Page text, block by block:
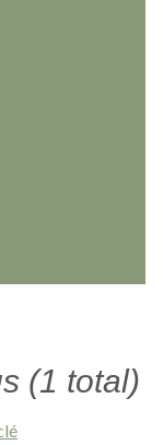
(1 total)